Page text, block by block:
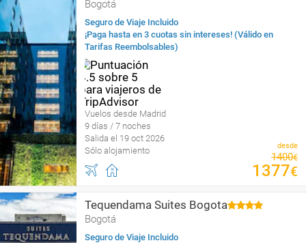
Bogotá
Seguro de Viaje Incluido
¡Paga hasta en 3 cuotas sin intereses! (Válido en
Tarifas Reembolsables)
Vuelos desde Madrid
9 días / 7 noches
Salida el 19 oct 2026
Sólo alojamiento
desde
1400€
1377€
Tequendama Suites Bogota
Bogotá
Seguro de Viaje Incluido